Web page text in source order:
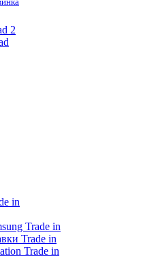
2
in
Trade in
Trade in
Trade in